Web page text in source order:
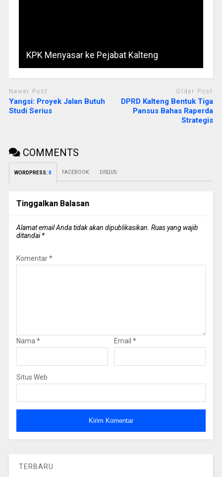
KPK Menyasar ke Pejabat Kalteng
Newer Post
Yangsi: Proyek Jalan Butuh
Studi Serius
Older Post
DPRD Kalteng Bentuk Tiga
Pansus Bahas Raperda
Strategis
COMMENTS
WORDPRESS: 0 FACEBOOK: DISQUS:
Tinggalkan Balasan
Alamat email Anda tidak akan dipublikasikan. Ruas yang wajib
ditandai*
Komentar*
Nama * Email *
Situs Web
TERBARU